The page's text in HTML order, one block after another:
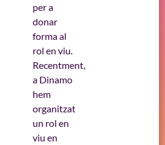
per a
donar
forma al
rol en viu.
Recentment,
a Dinamo
hem
organitzat
un rol en
viu en